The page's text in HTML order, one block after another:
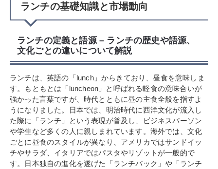
ランチの基礎知識と市場動向
ランチの定義と語源 – ランチの歴史や語源、
文化ごとの違いについて解説
ランチは、英語の「lunch」からきており、昼食を意味しま
す。もともとは「luncheon」と呼ばれる軽食の意味合いが
強かった言葉ですが、時代とともに昼の主食全般を指すよ
うになりました。日本では、明治時代に西洋文化が流入し
た際に「ランチ」という表現が普及し、ビジネスパーソン
や学生など多くの人に親しまれています。海外では、文化
ごとに昼食のスタイルが異なり、アメリカではサンドイッ
チやサラダ、イタリアではパスタやリゾットが一般的で
す。日本独自の進化を遂げた「ランチパック」や「ランチ